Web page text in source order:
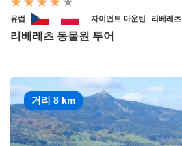
유럽 자이언트 마운틴 리베레츠
리베레츠 동물원 투어
거리 8 km